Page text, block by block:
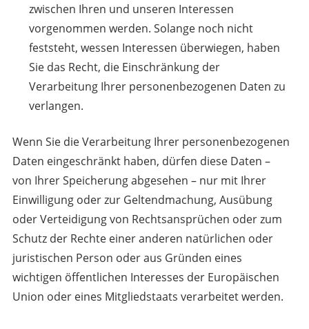
zwischen Ihren und unseren Interessen
vorgenommen werden. Solange noch nicht
feststeht, wessen Interessen überwiegen, haben
Sie das Recht, die Einschränkung der
Verarbeitung Ihrer personenbezogenen Daten zu
verlangen.
Wenn Sie die Verarbeitung Ihrer personenbezogenen
Daten eingeschränkt haben, dürfen diese Daten –
von Ihrer Speicherung abgesehen – nur mit Ihrer
Einwilligung oder zur Geltendmachung, Ausübung
oder Verteidigung von Rechtsansprüchen oder zum
Schutz der Rechte einer anderen natürlichen oder
juristischen Person oder aus Gründen eines
wichtigen öffentlichen Interesses der Europäischen
Union oder eines Mitgliedstaats verarbeitet werden.